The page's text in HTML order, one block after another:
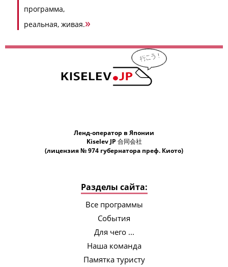
программа,
реальная, живая.»
Ленд-оператор в Японии
Kiselev JP 合同会社
(лицензия № 974 губернатора преф. Киото)
Разделы сайта:
Все программы
События
Для чего ...
Наша команда
Памятка туристу